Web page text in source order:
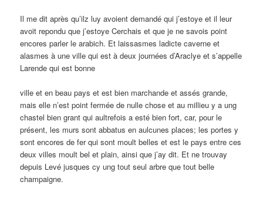
Il me dit après qu’ilz luy avoient demandé qui j’estoye et il leur
avoit repondu que j’estoye Cerchais et que je ne savois point
encores parler le arabich. Et laissasmes ladicte caverne et
alasmes à une ville qui est à deux journées d’Araclye et s’appelle
Larende qui est bonne
ville et en beau pays et est bien marchande et assés grande,
mais elle n’est point fermée de nulle chose et au millieu y a ung
chastel bien grant qui aultrefois a esté bien fort, car, pour le
présent, les murs sont abbatus en aulcunes places; les portes y
sont encores de fer qui sont moult belles et est le pays entre ces
deux villes moult bel et plain, ainsi que j’ay dit. Et ne trouvay
depuis Levé jusques cy ung tout seul arbre que tout belle
champaigne.